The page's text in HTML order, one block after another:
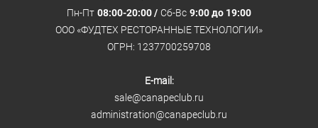
Пн-Пт 08:00-20:00 / Сб-Вс 9:00 до 19:00
ООО «ФУДТЕХ РЕСТОРАННЫЕ ТЕХНОЛОГИИ»
ОГРН: 1237700259708
E-mail:
sale@canapeclub.ru
administration@canapeclub.ru